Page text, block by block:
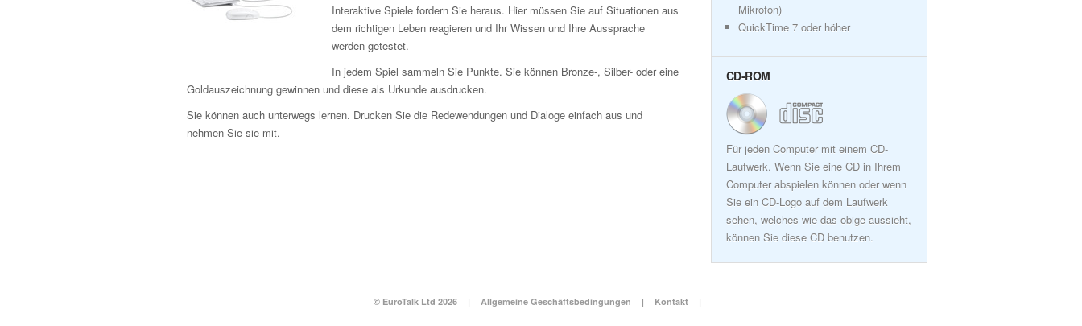
Interaktive Spiele fordern Sie heraus. Hier müssen Sie auf Situationen aus
dem richtigen Leben reagieren und Ihr Wissen und Ihre Aussprache
werden getestet.
In jedem Spiel sammeln Sie Punkte. Sie können Bronze-, Silber- oder eine
Goldauszeichnung gewinnen und diese als Urkunde ausdrucken.
Sie können auch unterwegs lernen. Drucken Sie die Redewendungen und Dialoge einfach aus und
nehmen Sie sie mit.
Mikrofon)
QuickTime 7 oder höher
CD-ROM
Für jeden Computer mit einem CD-
Laufwerk. Wenn Sie eine CD in Ihrem
Computer abspielen können oder wenn
Sie ein CD-Logo auf dem Laufwerk
sehen, welches wie das obige aussieht,
können Sie diese CD benutzen.
© EuroTalk Ltd 2026 | Allgemeine Geschäftsbedingungen | Kontakt |